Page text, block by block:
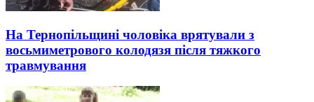
На Тернопільщині чоловіка врятували з
восьмиметрового колодязя після тяжкого
травмування